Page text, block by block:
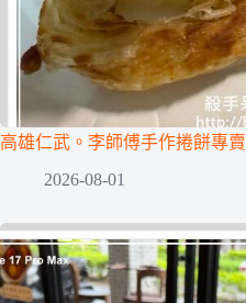
高雄仁武。李師傅手作捲餅專賣
2026-08-01